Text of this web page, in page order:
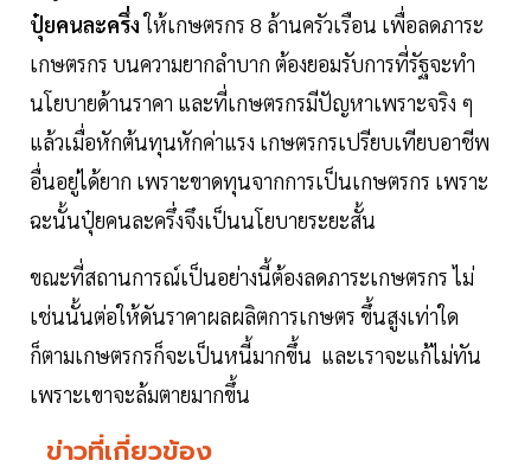
ปุ๋ยคนละครึ่งให้เกษตรกร 8 ล้านครัวเรือน เพื่อลดภาระ
เกษตรกร บนความยากลำบาก ต้องยอมรับการที่รัฐจะทำ
นโยบายด้านราคา และที่เกษตรกรมีปัญหาเพราะจริง ๆ
แล้วเมื่อหักต้นทุนหักค่าแรง เกษตรกรเปรียบเทียบอาชีพ
อื่นอยู่ได้ยาก เพราะขาดทุนจากการเป็นเกษตรกร เพราะ
ฉะนั้นปุ๋ยคนละครึ่งจึงเป็นนโยบายระยะสั้น
ขณะที่สถานการณ์เป็นอย่างนี้ต้องลดภาระเกษตรกร ไม่
เช่นนั้นต่อให้ดันราคาผลผลิตการเกษตร ขึ้นสูงเท่าใด
ก็ตามเกษตรกรก็จะเป็นหนี้มากขึ้น และเราจะแก้ไม่ทัน
เพราะเขาจะล้มตายมากขึ้น
ข่าวที่เกี่ยวข้อง